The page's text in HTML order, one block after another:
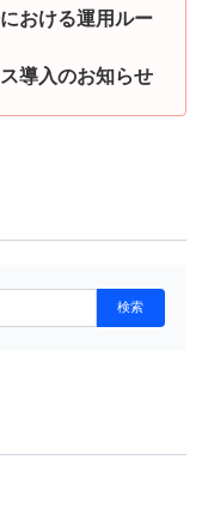
おける運用ルー
導入のお知らせ